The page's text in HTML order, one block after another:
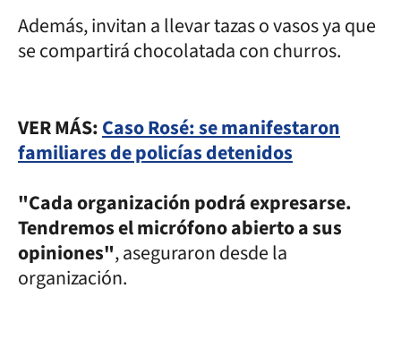
Además, invitan a llevar tazas o vasos ya que
se compartirá chocolatada con churros.
VER MÁS:Caso Rosé: se manifestaron
familiares de policías detenidos
"Cada organización podrá expresarse.
Tendremos el micrófono abierto a sus
opiniones", aseguraron desde la
organización.